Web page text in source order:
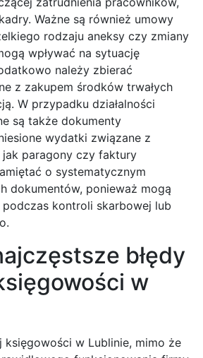
Ważne są również umowy
rodzaju aneksy czy zmiany
wpływać na sytuację
należy zbierać
z zakupem środków trwałych
W przypadku działalności
są także dokumenty
wydatki związane z
jak paragony czy faktury
o systematycznym
dokumentów, ponieważ mogą
kontroli skarbowej lub
błędy
w
księgowości w Lublinie, mimo że